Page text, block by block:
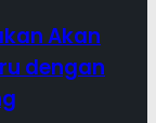
Akan
dengan